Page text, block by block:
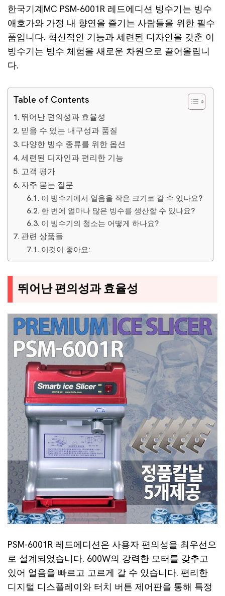
한국기계MC PSM-6001R 레드에디션 빙수기는 빙수
애호가와 가정 내 향연을 즐기는 사람들을 위한 필수
품입니다. 혁신적인 기능과 세련된 디자인을 갖춘 이
빙수기는 빙수 체험을 새로운 차원으로 끌어올립니
다.
Table of Contents
뛰어난 편의성과 효율성
믿을 수 있는 내구성과 품질
다양한 빙수 종류를 위한 옵션
세련된 디자인과 편리한 기능
고객 평가
자주 묻는 질문
이 빙수기에서 얼음을 작은 크기로 갈 수 있나요?
한 번에 얼마나 많은 빙수를 생산할 수 있나요?
이 빙수기의 청소는 어떻게 하나요?
관련 상품들
이것이 좋아요:
뛰어난 편의성과 효율성
PSM-6001R 레드에디션은 사용자 편의성을 최우선으
로 설계되었습니다. 600W의 강력한 모터를 갖추고
있어 얼음을 빠르고 고르게 갈 수 있습니다. 편리한
디지털 디스플레이와 터치 버튼 제어판을 통해 특정